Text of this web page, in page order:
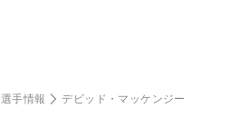
選手情報 デビッド・マッケンジー